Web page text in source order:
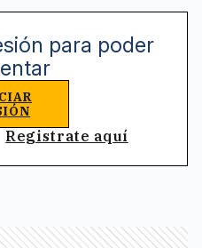
para poder
Registrate aquí